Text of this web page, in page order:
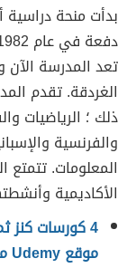
بدأت منحة دراسية
تعد المدرسة
الغردقة. تقدم
ذلك ؛ الرياضيات
والفرنسية
المعلومات. تتمتع
الأكاديمية
4 كورسات كنز
موقع Udemy مجانا